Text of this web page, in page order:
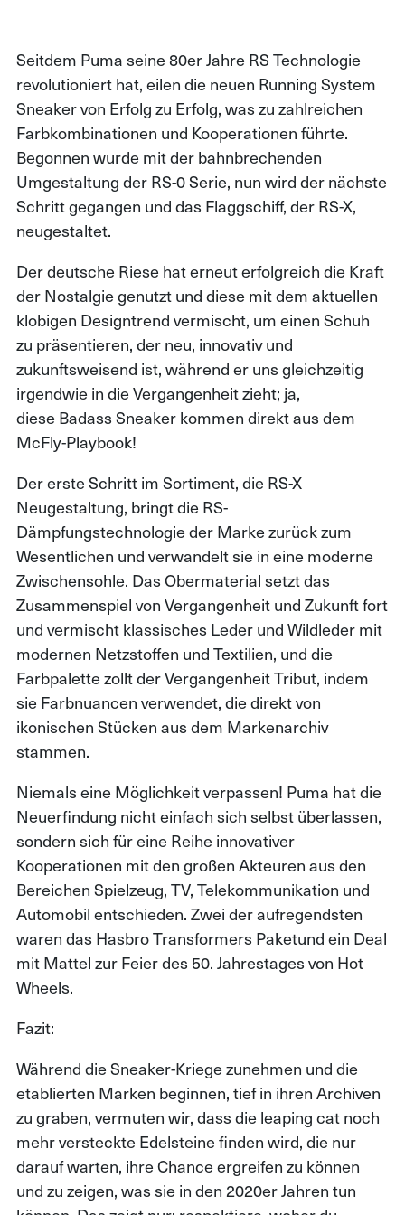
Seitdem Puma seine 80er Jahre RS Technologie
revolutioniert hat, eilen die neuen Running System
Sneaker von Erfolg zu Erfolg, was zu zahlreichen
Farbkombinationen und Kooperationen führte.
Begonnen wurde mit der bahnbrechenden
Umgestaltung der RS-0 Serie, nun wird der nächste
Schritt gegangen und das Flaggschiff, der RS-X,
neugestaltet.
Der deutsche Riese hat erneut erfolgreich die Kraft
der Nostalgie genutzt und diese mit dem aktuellen
klobigen Designtrend vermischt, um einen Schuh
zu präsentieren, der neu, innovativ und
zukunftsweisend ist, während er uns gleichzeitig
irgendwie in die Vergangenheit zieht; ja,
diese Badass Sneaker kommen direkt aus dem
McFly-Playbook!
Der erste Schritt im Sortiment, die RS-X
Neugestaltung, bringt die RS-
Dämpfungstechnologie der Marke zurück zum
Wesentlichen und verwandelt sie in eine moderne
Zwischensohle. Das Obermaterial setzt das
Zusammenspiel von Vergangenheit und Zukunft fort
und vermischt klassisches Leder und Wildleder mit
modernen Netzstoffen und Textilien, und die
Farbpalette zollt der Vergangenheit Tribut, indem
sie Farbnuancen verwendet, die direkt von
ikonischen Stücken aus dem Markenarchiv
stammen.
Niemals eine Möglichkeit verpassen! Puma hat die
Neuerfindung nicht einfach sich selbst überlassen,
sondern sich für eine Reihe innovativer
Kooperationen mit den großen Akteuren aus den
Bereichen Spielzeug, TV, Telekommunikation und
Automobil entschieden. Zwei der aufregendsten
waren das Hasbro Transformers Paketund ein Deal
mit Mattel zur Feier des 50. Jahrestages von Hot
Wheels.
Fazit:
Während die Sneaker-Kriege zunehmen und die
etablierten Marken beginnen, tief in ihren Archiven
zu graben, vermuten wir, dass die leaping cat noch
mehr versteckte Edelsteine finden wird, die nur
darauf warten, ihre Chance ergreifen zu können
und zu zeigen, was sie in den 2020er Jahren tun